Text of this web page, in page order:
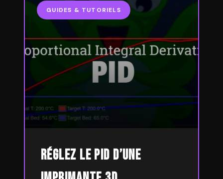
GUIDES & TUTORIELS
Réglez le PID d’une